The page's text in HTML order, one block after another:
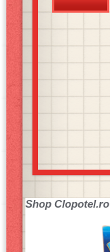
Shop Clopotel.ro